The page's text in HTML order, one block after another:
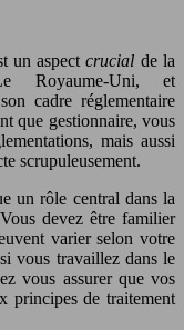
un aspectcrucial de la
Royaume-Uni, et
cadre réglementaire
que gestionnaire, vous
mais aussi
scrupuleusement.
un rôle central dans la
devez être familier
varier selon votre
vous travaillez dans le
vous assurer que vos
principes de traitement